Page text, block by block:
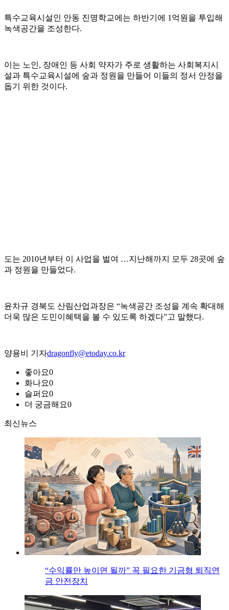
특수교육시설인 안동 진명학교에는 하반기에 1억원을 투입해
녹색공간을 조성한다.
이는 노인, 장애인 등 사회 약자가 주로 생활하는 사회복지시
설과 특수교육시설에 숲과 정원을 만들어 이들의 정서 안정을
돕기 위한 것이다.
도는 2010년부터 이 사업을 벌여 …지난해까지 모두 28곳에 숲
과 정원을 만들었다.
윤차규 경북도 산림산업과장은 “녹색공간 조성을 계속 확대해
더욱 많은 도민이혜택을 볼 수 있도록 하겠다”고 말했다.
양용비 기자dragonfly@etoday.co.kr
좋아요0
화나요0
슬퍼요0
더 궁금해요0
최신뉴스
“수익률만 높이면 될까” 꼭 필요한 기금형 퇴직연
금 안전장치